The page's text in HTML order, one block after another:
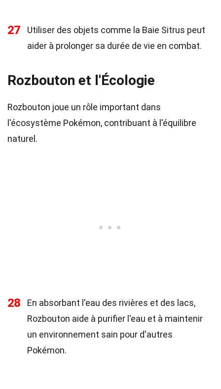
27
Utiliser des objets comme la Baie Sitrus peut
aider à prolonger sa durée de vie en combat.
Rozbouton et l'Écologie
Rozbouton joue un rôle important dans
l'écosystème Pokémon, contribuant à l'équilibre
naturel.
28
En absorbant l'eau des rivières et des lacs,
Rozbouton aide à purifier l'eau et à maintenir
un environnement sain pour d'autres
Pokémon.